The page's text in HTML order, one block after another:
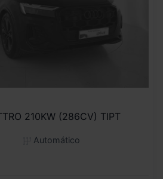
210KW (286CV) TIPT
Automático